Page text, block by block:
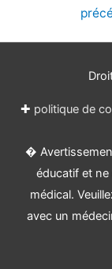
✚ politique de
�
éducatif et
médical.
avec un